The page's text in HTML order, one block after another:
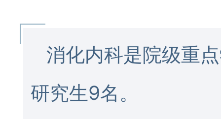
消化内科是院级重
研究生9名。